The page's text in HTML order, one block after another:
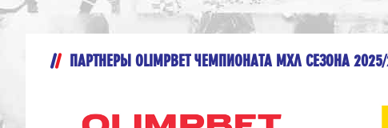
ПАРТНЕРЫ OLIMPBET ЧЕМПИОНАТА МХЛ СЕЗОНА